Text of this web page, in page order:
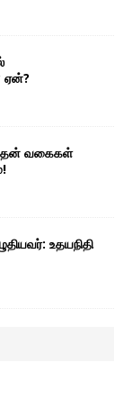
ஏன்?
வகைகள்
உதயநிதி